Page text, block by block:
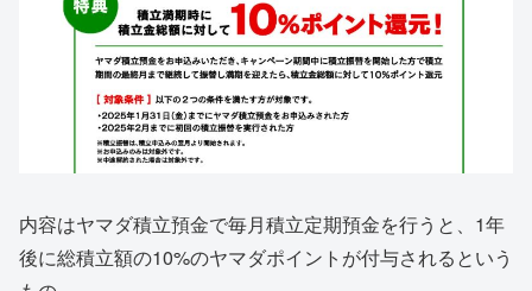
内容はヤマダ積立預金で毎月積立定期預金を行うと、1年
後に総積立額の10%のヤマダポイントが付与されるという